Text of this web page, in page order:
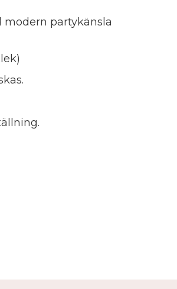
modern partykänsla